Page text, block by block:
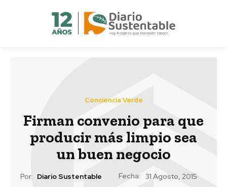
Conciencia Verde
Firman convenio para que
producir más limpio sea
un buen negocio
Por: Diario Sustentable Fecha: 31 Agosto, 2015